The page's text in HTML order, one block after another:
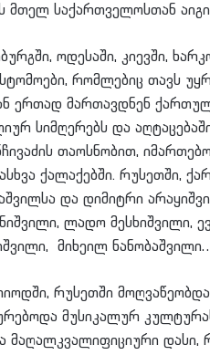
მთელ საქართველოსთან
ოდესაში, კიევში,
რომლებიც თავს
ერთად მართავდნენ
სიმღერებს და
თაოსნობით,
ქალაქებში. რუსეთში,
და დიმიტრი
ლადო მესხიშვილი,
მიხეილ
რუსეთში
მუსიკალურ
მაღალკვალიფიციური დასი,